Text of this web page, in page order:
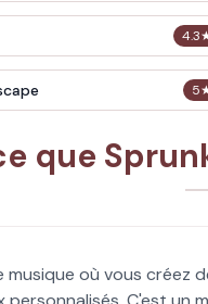
4.3
5
que
où vous